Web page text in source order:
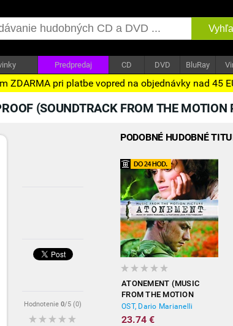
Predpredaj CD DVD BluRay
ZDARMA pri platbe vopred na objednávky nad 45
(SOUNDTRACK FROM THE MOTION
Hodnotenie 0/5 (0)
PODOBNÉ HUDOBNÉ
ATONEMENT (MUSIC
FROM THE MOTION
PICTURE)
OST, Dario Marianelli
23.74 €